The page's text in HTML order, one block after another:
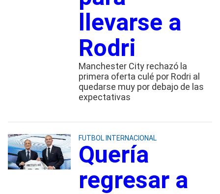
llevarse a
Rodri
Manchester City rechazó la
primera oferta culé por Rodri al
quedarse muy por debajo de las
expectativas
FUTBOL INTERNACIONAL
Quería
regresar a